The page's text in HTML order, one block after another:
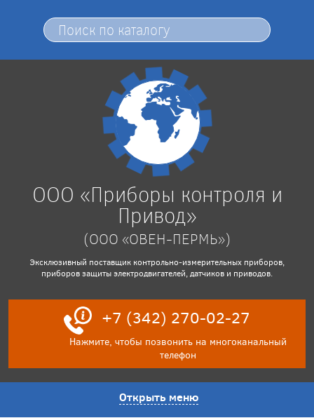
ООО «Приборы контроля и
Привод»
(ООО «ОВЕН-ПЕРМЬ»)
Эксклюзивный поставщик контрольно-измерительных приборов,
приборов защиты электродвигателей, датчиков и приводов.
+7 (342) 270-02-27
Нажмите, чтобы позвонить на многоканальный
телефон
Открыть меню